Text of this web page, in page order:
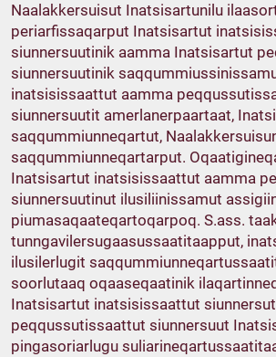
Naalakkersuisut Inatsisartunilu
periarfissaqarput Inatsisartut
siunnersuutinik aamma Inatsisartut
siunnersuutinik
inatsisissaattut aamma
siunnersuutit amerlanerpaartaat,
saqqummiunneqartut,
saqqummiunneqartarput.
Inatsisartut inatsisissaattut aamma
siunnersuutinut ilusiliinissamut
piumasaqaateqartoqarpoq. S.ass.
tunngavilersugaasussaatitaapput,
ilusilerlugit
soorlutaaq oqaaseqaatinik
Inatsisartut inatsisissaattut
peqqussutissaattut siunnersuut
pingasoriarlugu